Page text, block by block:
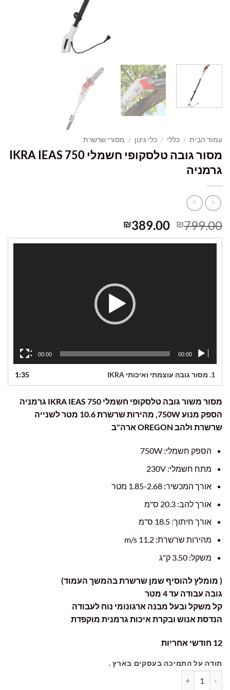
עמוד הבית כללי כלי גינון מסורי שרשרת
מסור גובה טלסקופי חשמלי IKRA IEAS 750
גרמניה
₪799.00
המחיר
המקורי
₪389.00 המחיר
הנוכחי
00:00
00:00
1. מסור גובה עוצמתי ואיכותי IKRA 1:35
מסור משור גובה טלסקופי חשמלי IKRA IEAS 750 גרמניה
הספק מנוע 750W, מהירות שרשרת 10.6 מטר לשנייה
שרשרת ולהב OREGON ארה"ב
הספק חשמלי: 750W
מתח חשמלי: 230V
אורך המכשיר: 1.85-2.68 מטר
אורך להב: 20.3 ס"מ
אורך חיתוך: 18.5 ס"מ
מהירות שרשרת: 11.2 m/s
משקל: 3.50 ק"ג
( מומלץ להוסיף שמן שרשרת בהמשך העמוד)
גובה עבודה עד 4 מטר
קל משקל ובעל מבנה ארגונומי נוח לעבודה
הנדסת אנוש ובקרת איכות גרמנית מוקפדת
12 חודשי אחריות
תודה על התמיכה בעסקים בארץ .